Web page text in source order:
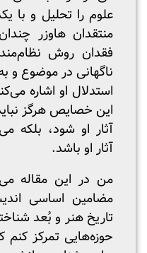
علوم را تحلیل و با
منتقدان هاوزر
فقدان روش
ناگهانی در موضوع و
این خصایص هرگز
آثار او شود، بلکه
آثار او باشد.
من در این مقاله
مضامین اساسی
تاریخ هنر و بُعد
حوزه‌هایی تمرکز کنم